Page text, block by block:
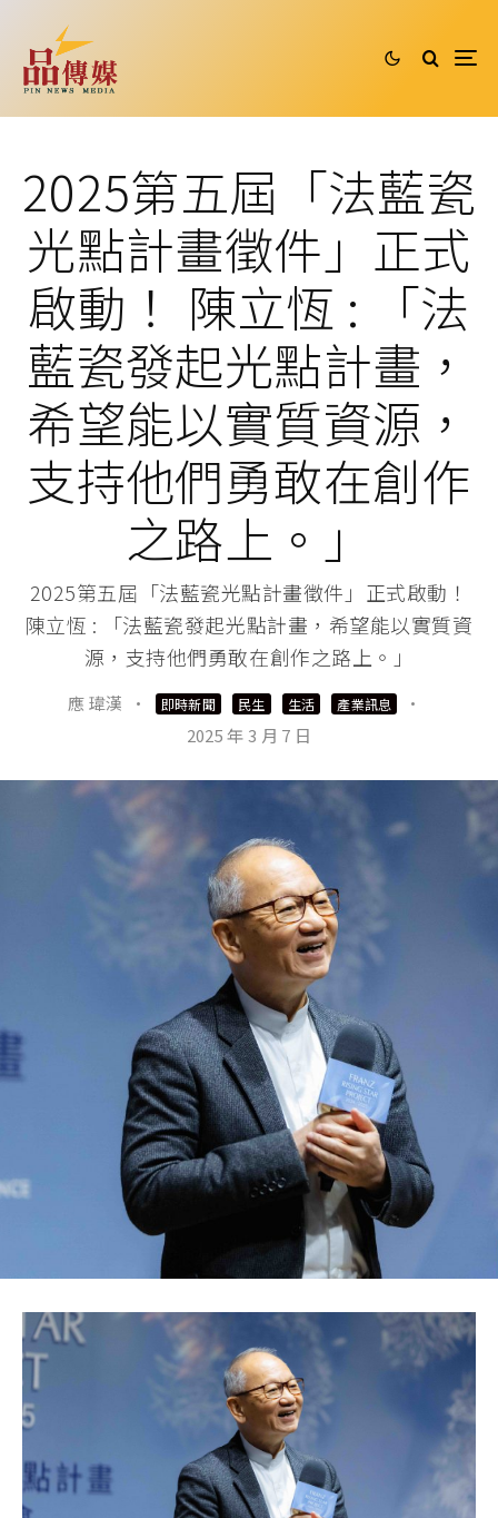
2025第五屆「法藍瓷
光點計畫徵件」正式
啟動！ 陳立恆 : 「法
藍瓷發起光點計畫，
希望能以實質資源，
支持他們勇敢在創作
之路上。」
2025第五屆「法藍瓷光點計畫徵件」正式啟動！
陳立恆 : 「法藍瓷發起光點計畫，希望能以實質資
源，支持他們勇敢在創作之路上。」
應 瑋漢 · 即時新聞 民生 生活 產業訊息
·
2025 年 3 月 7 日